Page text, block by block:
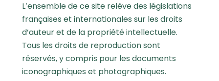
L’ensemble de ce site relève des législations
françaises et internationales sur les droits
d’auteur et de la propriété intellectuelle.
Tous les droits de reproduction sont
réservés, y compris pour les documents
iconographiques et photographiques.